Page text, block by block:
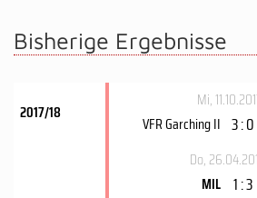
Bisherige Ergebnisse
2017/18
Mi,
VFR Garching II 3 : 0
Do,
MIL 1 : 3